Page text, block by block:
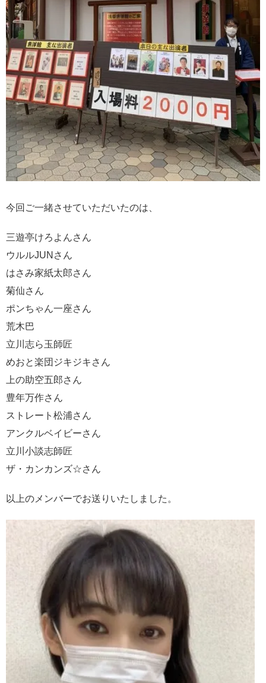
今回ご一緒させていただいたのは、
三遊亭けろよんさん
ウルルJUNさん
はさみ家紙太郎さん
菊仙さん
ポンちゃん一座さん
荒木巴
立川志ら玉師匠
めおと楽団ジキジキさん
上の助空五郎さん
豊年万作さん
ストレート松浦さん
アンクルベイビーさん
立川小談志師匠
ザ・カンカンズ☆さん
以上のメンバーでお送りいたしました。